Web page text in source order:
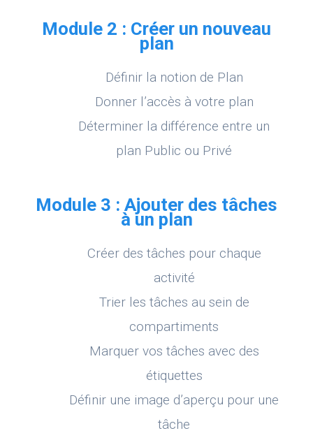
Module 2 : Créer un nouveau
plan
Définir la notion de Plan
Donner l’accès à votre plan
Déterminer la différence entre un
plan Public ou Privé
Module 3 : Ajouter des tâches
à un plan
Créer des tâches pour chaque
activité
Trier les tâches au sein de
compartiments
Marquer vos tâches avec des
étiquettes
Définir une image d’aperçu pour une
tâche